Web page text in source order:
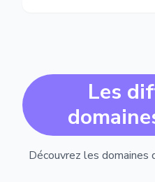
Les
Découvrez les